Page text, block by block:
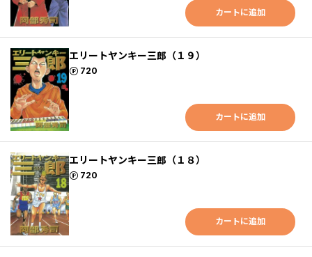
カートに追加
エリートヤンキー三郎（１９）
720
ポイント
カートに追加
エリートヤンキー三郎（１８）
720
ポイント
カートに追加